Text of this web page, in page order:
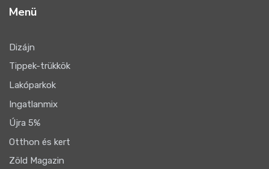
Menü
Dizájn
Tippek-trükkök
Lakóparkok
Ingatlanmix
Újra 5%
Otthon és kert
Zöld Magazin